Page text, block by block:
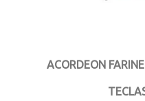
ACORDEON